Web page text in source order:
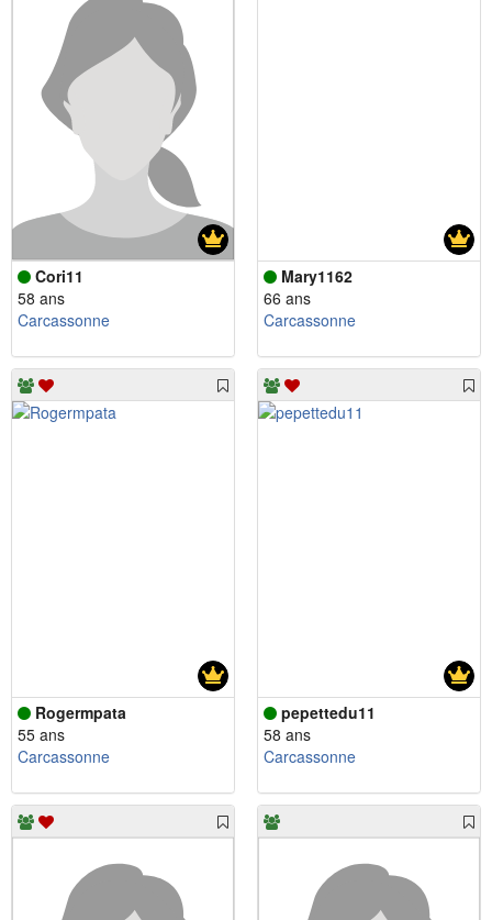
Cori11
58 ans
Carcassonne
Mary1162
66 ans
Carcassonne
Rogermpata
55 ans
Carcassonne
pepettedu11
58 ans
Carcassonne